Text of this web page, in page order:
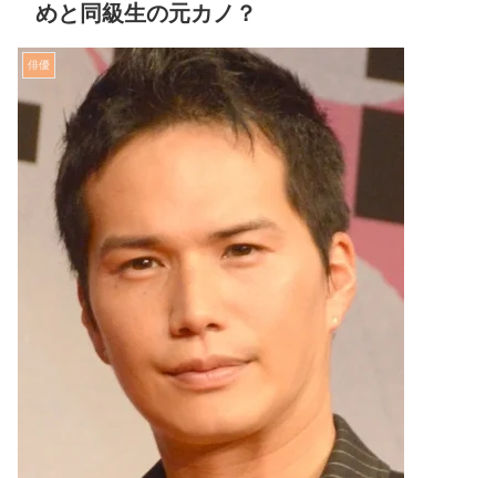
めと同級生の元カノ？
俳優